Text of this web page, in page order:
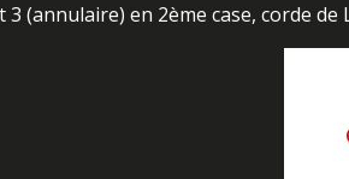
(annulaire) en 2ème case, corde de